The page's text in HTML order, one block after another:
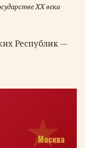
XX века
Республик —
Москва